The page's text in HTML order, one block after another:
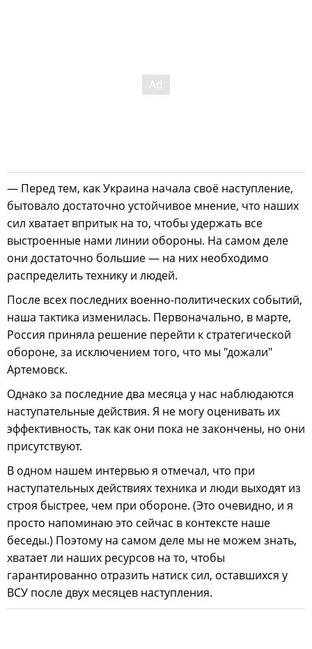
— Перед тем, как Украина начала своё наступление,
бытовало достаточно устойчивое мнение, что наших
сил хватает впритык на то, чтобы удержать все
выстроенные нами линии обороны. На самом деле
они достаточно большие — на них необходимо
распределить технику и людей.
После всех последних военно-политических событий,
наша тактика изменилась. Первоначально, в марте,
Россия приняла решение перейти к стратегической
обороне, за исключением того, что мы "дожали"
Артемовск.
Однако за последние два месяца у нас наблюдаются
наступательные действия. Я не могу оценивать их
эффективность, так как они пока не закончены, но они
присутствуют.
В одном нашем интервью я отмечал, что при
наступательных действиях техника и люди выходят из
строя быстрее, чем при обороне. (Это очевидно, и я
просто напоминаю это сейчас в контексте наше
беседы.) Поэтому на самом деле мы не можем знать,
хватает ли наших ресурсов на то, чтобы
гарантированно отразить натиск сил, оставшихся у
ВСУ после двух месяцев наступления.